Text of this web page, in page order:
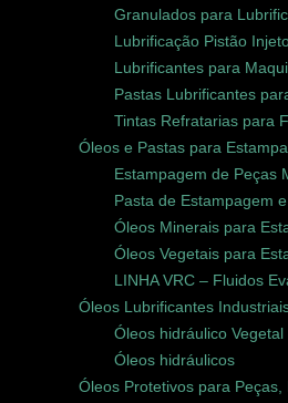
Granulados para
Lubrificação Pistão
Lubrificantes para
Pastas Lubrificantes
Tintas Refratarias para
Óleos e Pastas para
Estampagem de Peças
Pasta de Estampagem
Óleos Minerais para
Óleos Vegetais para
LINHA VRC – Fluidos
Óleos Lubrificantes
Óleos hidráulico
Óleos hidráulicos
Óleos Protetivos para